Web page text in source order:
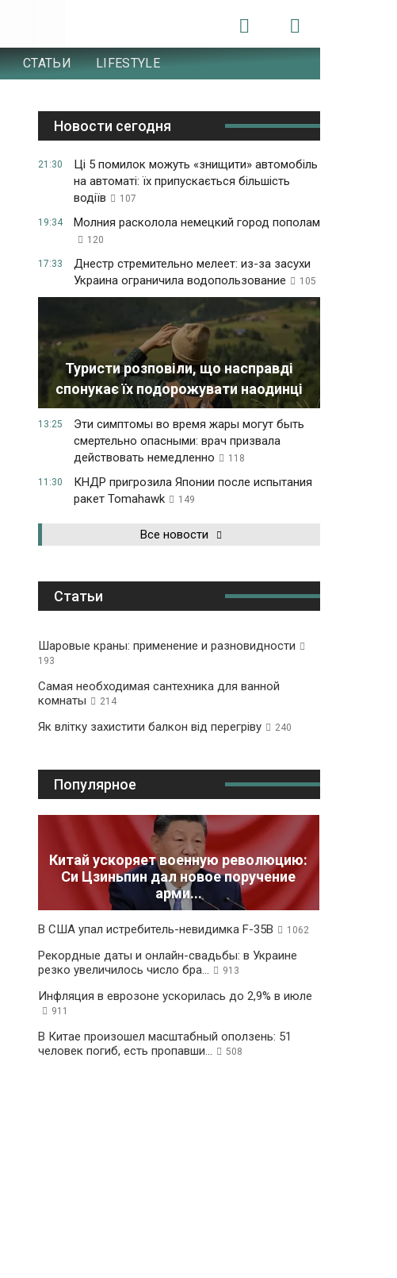
СТАТЬИ LIFESTYLE
Новости сегодня
21:30
Ці 5 помилок можуть «знищити» автомобіль
на автоматі: їх припускається більшість
водіїв
107
19:34 Молния расколола немецкий город пополам
120
17:33
Днестр стремительно мелеет: из-за засухи
Украина ограничила водопользование
105
Туристи розповіли, що насправді
спонукає їх подорожувати наодинці
13:25
Эти симптомы во время жары могут быть
смертельно опасными: врач призвала
действовать немедленно
118
11:30
КНДР пригрозила Японии после испытания
ракет Tomahawk
149
Все новости
Статьи
Шаровые краны: применение и разновидности
193
Самая необходимая сантехника для ванной
комнаты
214
Як влітку захистити балкон від перегріву 240
Популярное
Китай ускоряет военную революцию:
Си Цзиньпин дал новое поручение
арми...
В США упал истребитель-невидимка F-35B 1062
Рекордные даты и онлайн-свадьбы: в Украине
резко увеличилось число бра...
913
Инфляция в еврозоне ускорилась до 2,9% в июле
911
В Китае произошел масштабный оползень: 51
человек погиб, есть пропавши...
508